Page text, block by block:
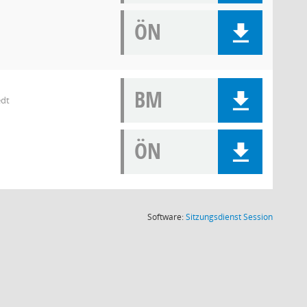
ÖN
BM
ÖN
Software:SitzungsdienstSession(Wird in